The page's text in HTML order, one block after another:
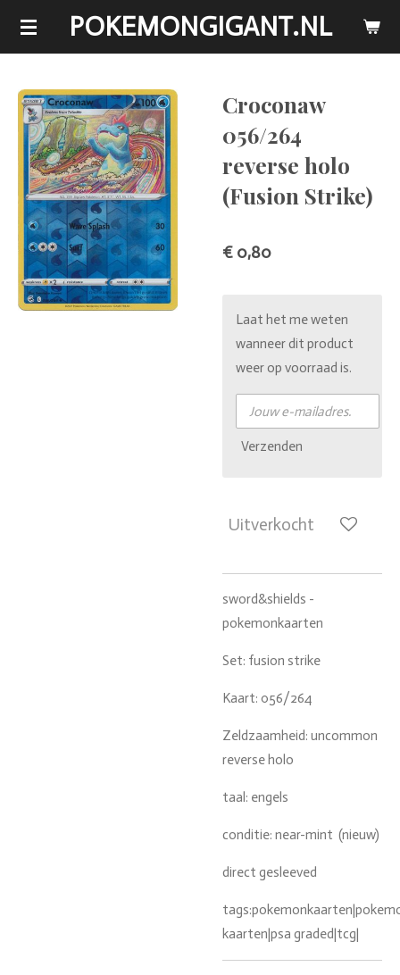
Ga
de
hoofdinhoud
POKEMONGIGANT.NL
Croconaw
056/264
reverse holo
(Fusion Strike)
€ 0,80
Laat het me weten
wanneer dit product
weer op voorraad is.
Verzenden
Uitverkocht
sword&shields -
pokemonkaarten
Set: fusion strike
Kaart: 056/264
Zeldzaamheid: uncommon
reverse holo
taal: engels
conditie: near-mint (nieuw)
direct gesleeved
kaarten|psa graded|tcg|